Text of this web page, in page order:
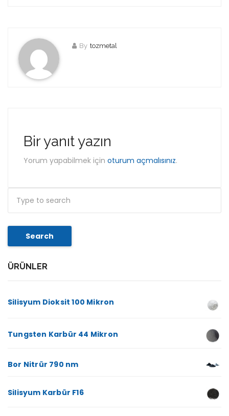
By tozmetal
Bir yanıt yazın
Yorum yapabilmek için oturum açmalısınız.
Search
ÜRÜNLER
Silisyum Dioksit 100 Mikron
Tungsten Karbür 44 Mikron
Bor Nitrür 790 nm
Silisyum Karbür F16